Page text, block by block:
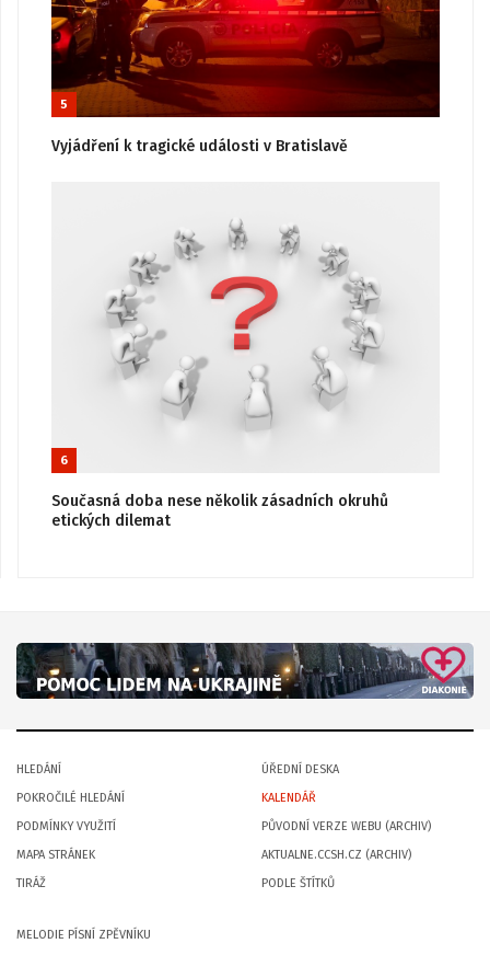
5
Vyjádření k tragické události v Bratislavě
6
Současná doba nese několik zásadních okruhů
etických dilemat
HLEDÁNÍ
POKROČILÉ HLEDÁNÍ
PODMÍNKY VYUŽITÍ
MAPA STRÁNEK
TIRÁŽ
ÚŘEDNÍ DESKA
KALENDÁŘ
PŮVODNÍ VERZE WEBU (ARCHIV)
AKTUALNE.CCSH.CZ (ARCHIV)
PODLE ŠTÍTKŮ
MELODIE PÍSNÍ ZPĚVNÍKU